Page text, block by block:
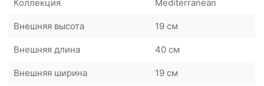
Коллекция Mediterranean
Внешняя высота 19 см
Внешняя длина 40 см
Внешняя ширина 19 cм